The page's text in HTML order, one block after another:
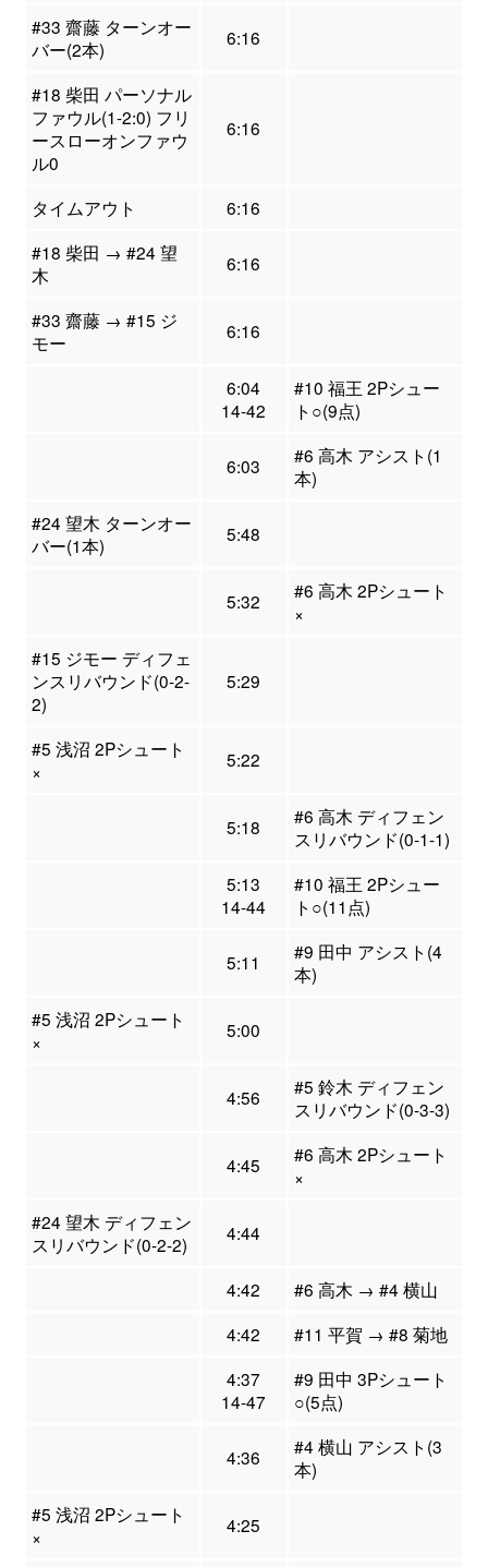
#33 齋藤 ターンオー
バー(2本)
6:16
#18 柴田 パーソナル
ファウル(1-2:0) フリ
ースローオンファウ
ル0
6:16
タイムアウト
6:16
#18 柴田 → #24 望
木
6:16
#33 齋藤 → #15 ジ
モー
6:16
6:04
14-42
#10 福王 2Pシュー
ト○(9点)
6:03
#6 高木 アシスト(1
本)
#24 望木 ターンオー
バー(1本)
5:48
5:32
#6 高木 2Pシュート
×
#15 ジモー ディフェ
ンスリバウンド(0-2-
2)
5:29
#5 浅沼 2Pシュート
×
5:22
5:18
#6 高木 ディフェン
スリバウンド(0-1-1)
5:13
14-44
#10 福王 2Pシュー
ト○(11点)
5:11
#9 田中 アシスト(4
本)
#5 浅沼 2Pシュート
×
5:00
4:56
#5 鈴木 ディフェン
スリバウンド(0-3-3)
4:45
#6 高木 2Pシュート
×
#24 望木 ディフェン
スリバウンド(0-2-2)
4:44
4:42
#6 高木 → #4 横山
4:42
#11 平賀 → #8 菊地
4:37
14-47
#9 田中 3Pシュート
○(5点)
4:36
#4 横山 アシスト(3
本)
#5 浅沼 2Pシュート
×
4:25